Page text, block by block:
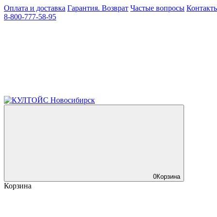
Оплата и доставка Гарантия. Возврат Частые вопросы
8-800-777-58-95
0Корзина
Корзина